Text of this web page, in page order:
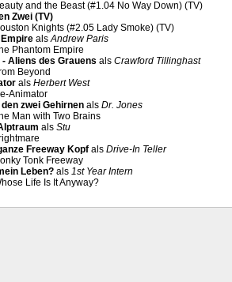
and the Beast (#1.04 No Way Down) (TV)
Zwei (TV)
Knights (#2.05 Lady Smoke) (TV)
alsAndrew Paris
Phantom Empire
- Aliens des Grauens als Crawford Tillinghast
Beyond
als Herbert West
Animator
zwei Gehirnen als Dr. Jones
Man with Two Brains
als Stu
Freeway Kopf als Drive-In Teller
Tonk Freeway
Leben? als 1st Year Intern
Life Is It Anyway?